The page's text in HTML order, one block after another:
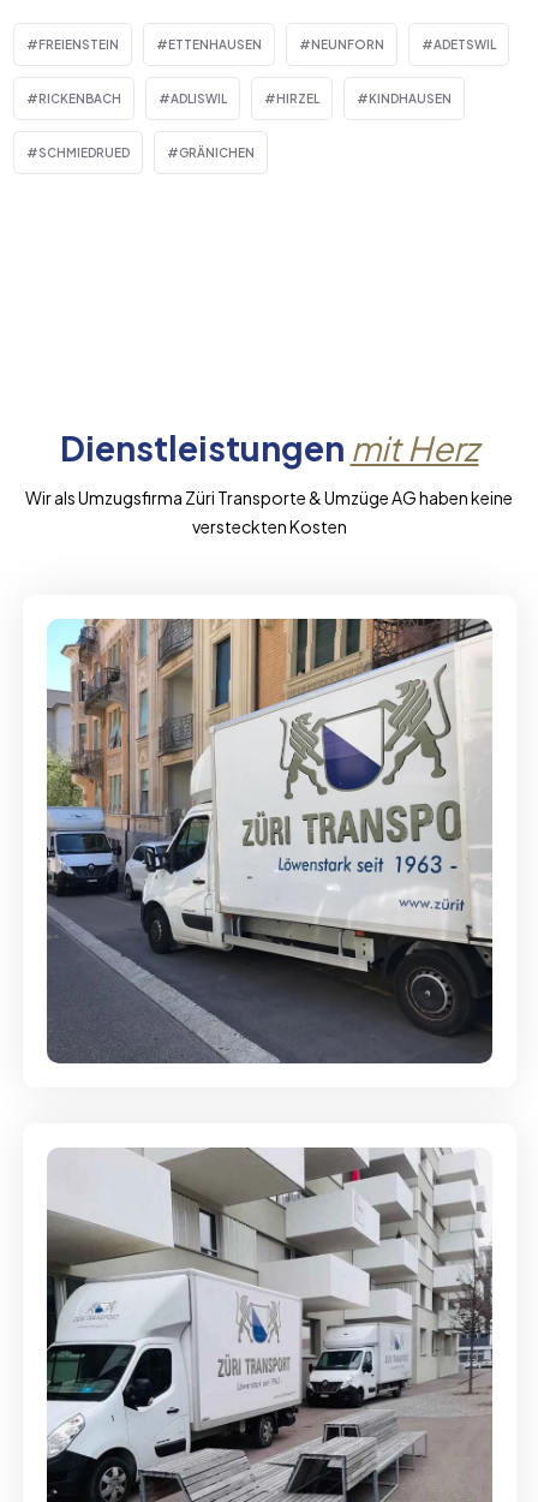
FREIENSTEIN ETTENHAUSEN NEUNFORN ADETSWIL
RICKENBACH ADLISWIL HIRZEL KINDHAUSEN
SCHMIEDRUED GRÄNICHEN
Dienstleistungen mit Herz
Wir als Umzugsfirma Züri Transporte & Umzüge AG haben keine
versteckten Kosten
Full-Service - Für Privatumzüge